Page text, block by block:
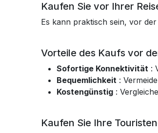
Kaufen Sie vor Ihrer
Es kann praktisch sein, vor
Vorteile des Kaufs vor
Sofortige Konnektivität :
Bequemlichkeit :
Kostengünstig :
Kaufen Sie Ihre